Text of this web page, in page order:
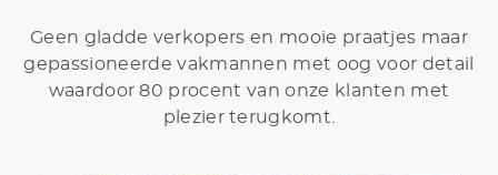
WERKPLAATS
Geen gladde verkopers en mooie praatjes maar
gepassioneerde vakmannen met oog voor detail
waardoor 80 procent van onze klanten met
plezier terugkomt.